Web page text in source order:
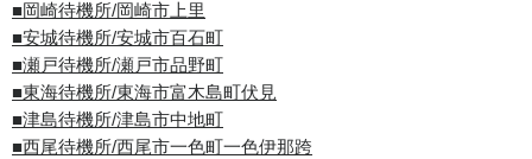
■岡崎待機所/岡崎市上里
■安城待機所/安城市百石町
■瀬戸待機所/瀬戸市品野町
■東海待機所/東海市富木島町伏見
■津島待機所/津島市中地町
■西尾待機所/西尾市一色町一色伊那跨